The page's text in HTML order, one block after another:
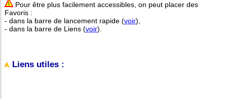
Pour être plus facilement accessibles, on peut placer des
Favoris :
- dans la barre de lancement rapide (voir),
- dans la barre de Liens (voir).
Liens utiles :